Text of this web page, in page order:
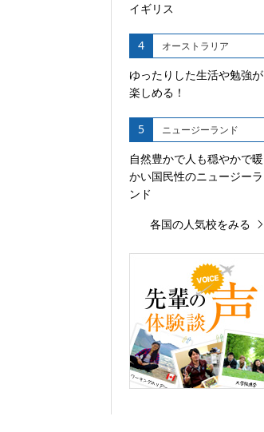
イギリス
4 オーストラリア
ゆったりした生活や勉強が
楽しめる！
5 ニュージーランド
自然豊かで人も穏やかで暖
かい国民性のニュージーラ
ンド
各国の人気校をみる